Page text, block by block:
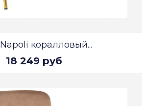
коралловый...
18 249 руб